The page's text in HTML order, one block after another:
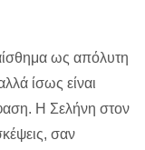
ως απόλυτη
ίσως είναι
Η Σελήνη στον
σαν